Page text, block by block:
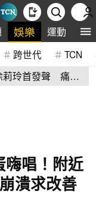
娛樂 運動 全
跨世代 TCN
莉玲首發聲 痛揭
嗨唱！附近
潰求改善